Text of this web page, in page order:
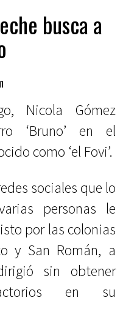
busca a
Nicola Gómez
‘Bruno’ en el
como ‘el Fovi’.
sociales que lo
personas le
por las colonias
y San Román, a
sin obtener
en su